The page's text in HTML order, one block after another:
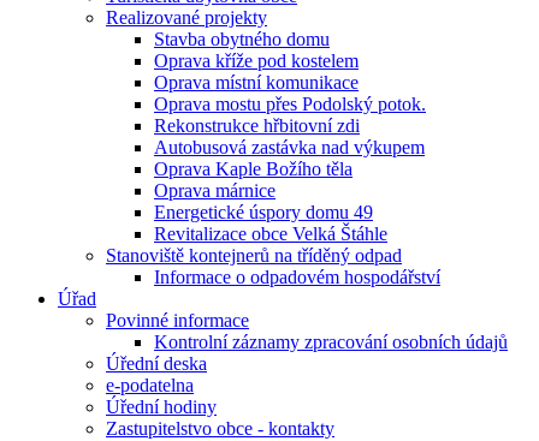
Realizované projekty
Stavba obytného domu
Oprava kříže pod kostelem
Oprava místní komunikace
Oprava mostu přes Podolský potok.
Rekonstrukce hřbitovní zdi
Autobusová zastávka nad výkupem
Oprava Kaple Božího těla
Oprava márnice
Energetické úspory domu 49
Revitalizace obce Velká Štáhle
Stanoviště kontejnerů na tříděný odpad
Informace o odpadovém hospodářství
Úřad
Povinné informace
Kontrolní záznamy zpracování osobních údajů
Úřední deska
e-podatelna
Úřední hodiny
Zastupitelstvo obce - kontakty